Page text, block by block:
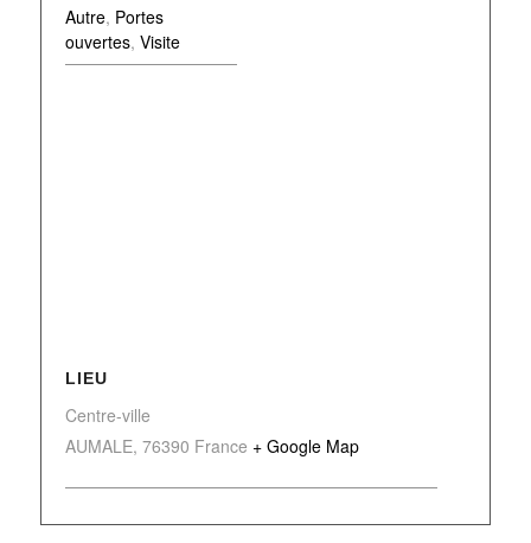
Autre, Portes
ouvertes, Visite
LIEU
Centre-ville
AUMALE, 76390 France + Google Map